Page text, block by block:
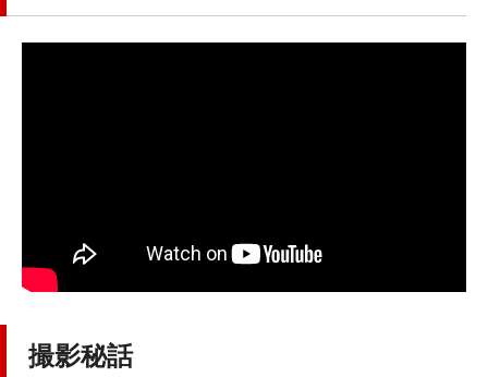
撮影秘話